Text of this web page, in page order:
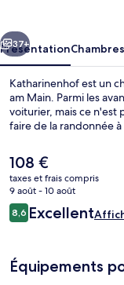
Suivant
37+
PrésentationChambres
Katharinenhof est un
am Main. Parmi les
voiturier, mais ce n'est
faire de la randonnée
Le
prix
actuel
est
de
108 €
taxes et frais compris
9 août - 10 août
Avis
voyageurs
8,68,6 sur 10
Excellent
Équipements